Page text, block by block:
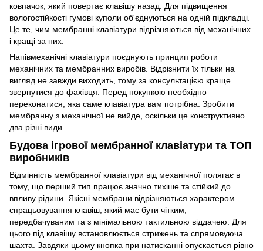
ковпачок, який повертає клавішу назад. Для підвищення
вологостійкості гумові куполи об'єднуються на одній підкладці.
Це те, чим мембранні клавіатури відрізняються від механічних
і кращі за них.
Напівмеханічні клавіатури поєднують принцип роботи
механічних та мембранних виробів. Відрізнити їх тільки на
вигляд не завжди виходить, тому за консультацією краще
звернутися до фахівця. Перед покупкою необхідно
переконатися, яка саме клавіатура вам потрібна. Зробити
мембранну з механічної не вийде, оскільки це конструктивно
два різні види.
Будова ігрової мембранної клавіатури та ТОП
виробників
Відмінність мембранної клавіатури від механічної полягає в
тому, що перший тип працює значно тихіше та стійкий до
впливу рідини. Якісні мембрани відрізняються характером
спрацьовування клавіш, який має бути чітким,
передбачуваним та з мінімальною тактильною віддачею. Для
цього під клавішу встановлюється стрижень та спрямовуюча
шахта. Завдяки цьому кнопка при натисканні опускається рівно